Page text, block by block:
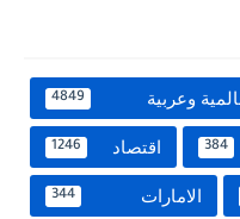
وعربية 4849
384 اقتصاد 1246
الامارات 344